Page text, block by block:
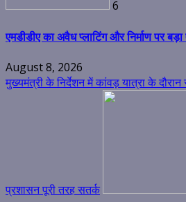
6
एमडीडीए का अवैध प्लाटिंग और निर्माण पर
August 8, 2026
मुख्यमंत्री के निर्देशन में कांवड़ यात्रा के
प्रशासन पूरी तरह सतर्क